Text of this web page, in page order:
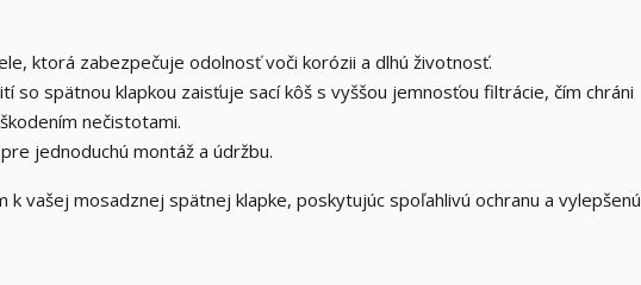
ktorá zabezpečuje odolnosť voči korózii a dlhú životnosť.
so spätnou klapkou zaisťuje sací kôš s vyššou jemnosťou filtrácie, čím chráni
nečistotami.
jednoduchú montáž a údržbu.
vašej mosadznej spätnej klapke, poskytujúc spoľahlivú ochranu a vylepšenú